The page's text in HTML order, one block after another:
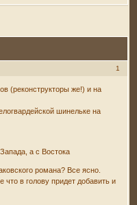
1
(реконструкторы же!) и на
шинельке на
а с Востока
романа? Все ясно.
что в голову придет добавить и